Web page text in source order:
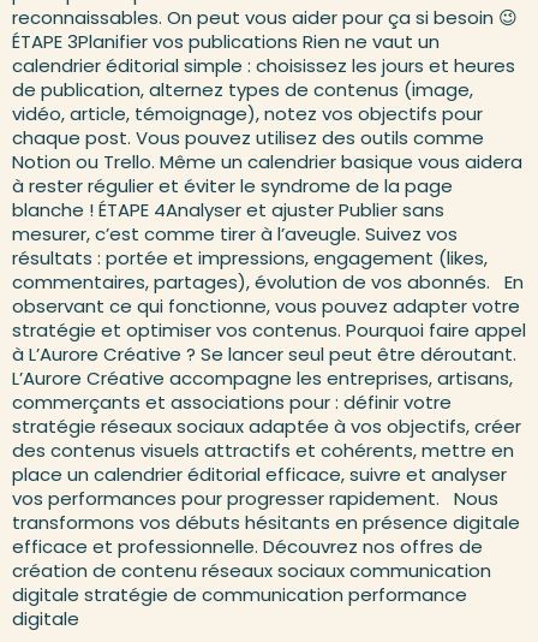
reconnaissables. On peut vous aider pour ça si besoin 😉
ÉTAPE 3Planifier vos publications Rien ne vaut un
calendrier éditorial simple : choisissez les jours et heures
de publication, alternez types de contenus (image,
vidéo, article, témoignage), notez vos objectifs pour
chaque post. Vous pouvez utilisez des outils comme
Notion ou Trello. Même un calendrier basique vous aidera
à rester régulier et éviter le syndrome de la page
blanche ! ÉTAPE 4Analyser et ajuster Publier sans
mesurer, c’est comme tirer à l’aveugle. Suivez vos
résultats : portée et impressions, engagement (likes,
commentaires, partages), évolution de vos abonnés. En
observant ce qui fonctionne, vous pouvez adapter votre
stratégie et optimiser vos contenus. Pourquoi faire appel
à L’Aurore Créative ? Se lancer seul peut être déroutant.
L’Aurore Créative accompagne les entreprises, artisans,
commerçants et associations pour : définir votre
stratégie réseaux sociaux adaptée à vos objectifs, créer
des contenus visuels attractifs et cohérents, mettre en
place un calendrier éditorial efficace, suivre et analyser
vos performances pour progresser rapidement. Nous
transformons vos débuts hésitants en présence digitale
efficace et professionnelle. Découvrez nos offres de
création de contenu réseaux sociaux communication
digitale stratégie de communication performance
digitale